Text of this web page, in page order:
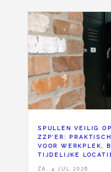
SPULLEN VEILIG
ZZP'ER:
VOOR WERKPLEK,
TIJDELIJKE
ZA, 4 JUL 2026